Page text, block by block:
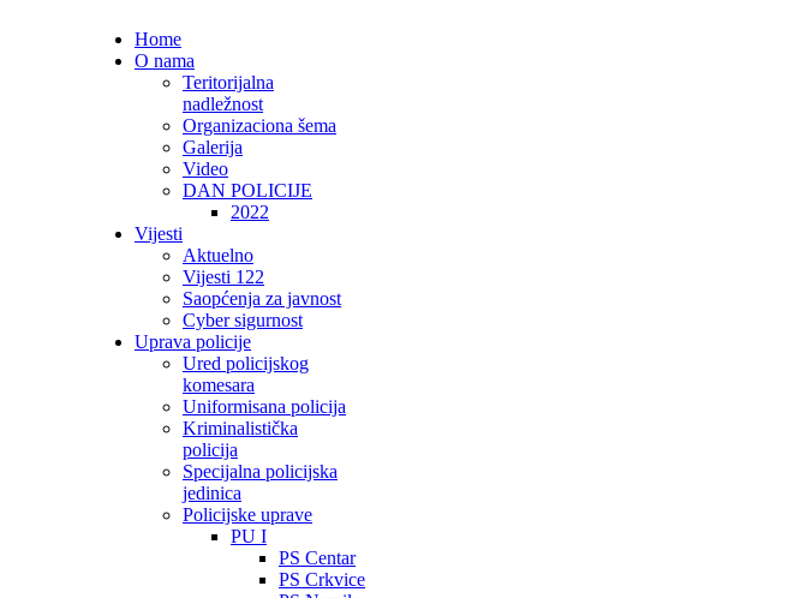
Home
O nama
Teritorijalna
nadležnost
Organizaciona šema
Galerija
Video
DAN POLICIJE
2022
Vijesti
Aktuelno
Vijesti 122
Saopćenja za javnost
Cyber sigurnost
Uprava policije
Ured policijskog
komesara
Uniformisana policija
Kriminalistička
policija
Specijalna policijska
jedinica
Policijske uprave
PU I
PS Centar
PS Crkvice